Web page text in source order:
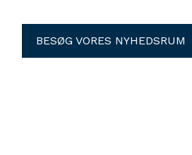
BESØG VORES NYHEDSRUM